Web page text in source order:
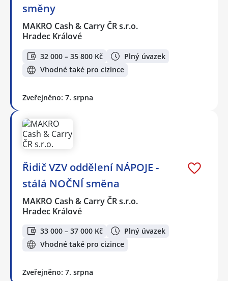
směny
MAKRO Cash & Carry ČR s.r.o.
Hradec Králové
32 000 – 35 800 Kč
Plný úvazek
Vhodné také pro cizince
Zveřejněno: 7. srpna
Řidič VZV oddělení NÁPOJE -
stálá NOČNÍ směna
MAKRO Cash & Carry ČR s.r.o.
Hradec Králové
33 000 – 37 000 Kč
Plný úvazek
Vhodné také pro cizince
Zveřejněno: 7. srpna